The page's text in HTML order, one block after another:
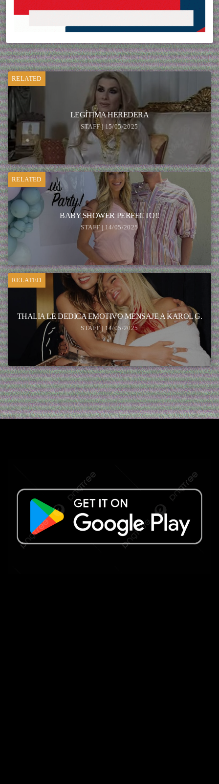
RELATED
LEGÍTIMA HEREDERA
STAFF | 15/05/2025
RELATED
BABY SHOWER PERFECTO!!
STAFF | 14/05/2025
RELATED
THALIA LE DEDICA EMOTIVO MENSAJE A KAROL G.
STAFF | 14/05/2025